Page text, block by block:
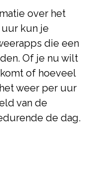
over het
kun je
die een
Of je nu wilt
of hoeveel
weer per uur
van de
de dag.